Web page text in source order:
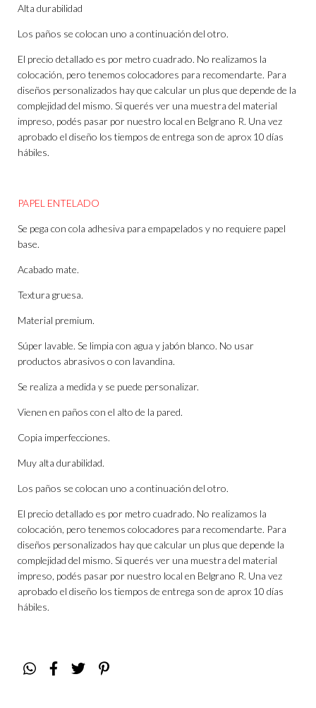
Alta durabilidad
Los paños se colocan uno a continuación del otro.
El precio detallado es por metro cuadrado. No realizamos la
colocación, pero tenemos colocadores para recomendarte. Para
diseños personalizados hay que calcular un plus que depende de la
complejidad del mismo. Si querés ver una muestra del material
impreso, podés pasar por nuestro local en Belgrano R. Una vez
aprobado el diseño los tiempos de entrega son de aprox 10 días
hábiles.
PAPEL ENTELADO
Se pega con cola adhesiva para empapelados y no requiere papel
base.
Acabado mate.
Textura gruesa.
Material premium.
Súper lavable. Se limpia con agua y jabón blanco. No usar
productos abrasivos o con lavandina.
Se realiza a medida y se puede personalizar.
Vienen en paños con el alto de la pared.
Copia imperfecciones.
Muy alta durabilidad.
Los paños se colocan uno a continuación del otro.
El precio detallado es por metro cuadrado. No realizamos la
colocación, pero tenemos colocadores para recomendarte. Para
diseños personalizados hay que calcular un plus que depende la
complejidad del mismo. Si querés ver una muestra del material
impreso, podés pasar por nuestro local en Belgrano R. Una vez
aprobado el diseño los tiempos de entrega son de aprox 10 días
hábiles.